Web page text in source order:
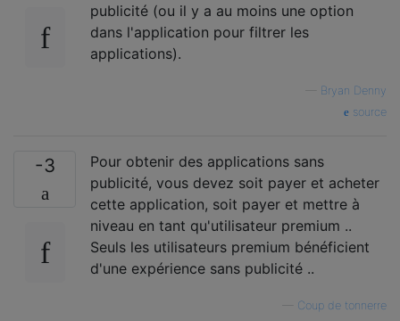
publicité (ou il y a au moins une option
dans l'application pour filtrer les
applications).
Bryan Denny
source
-3
Pour obtenir des applications sans
publicité, vous devez soit payer et acheter
cette application, soit payer et mettre à
niveau en tant qu'utilisateur premium ..
Seuls les utilisateurs premium bénéficient
d'une expérience sans publicité ..
Coup de tonnerre